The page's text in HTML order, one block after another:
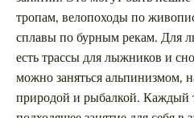
тропам, велопоходы по
сплавы по бурным рекам. Для
есть трассы для лыжников и
можно заняться альпинизмом,
природой и рыбалкой. Каждый